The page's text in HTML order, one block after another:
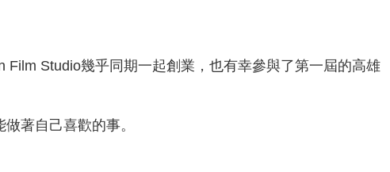
Film Studio幾乎同期一起創業，也有幸參與了第一屆的高雄
著自己喜歡的事。